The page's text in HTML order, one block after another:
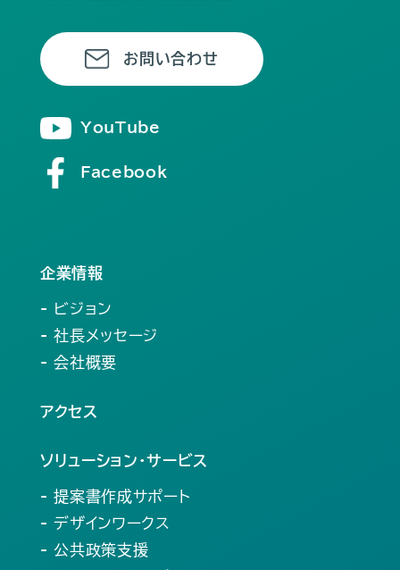
お問い合わせ
YouTube
Facebook
企業情報
- ビジョン
- 社長メッセージ
- 会社概要
アクセス
ソリューション・サービス
- 提案書作成サポート
- デザインワークス
- 公共政策支援